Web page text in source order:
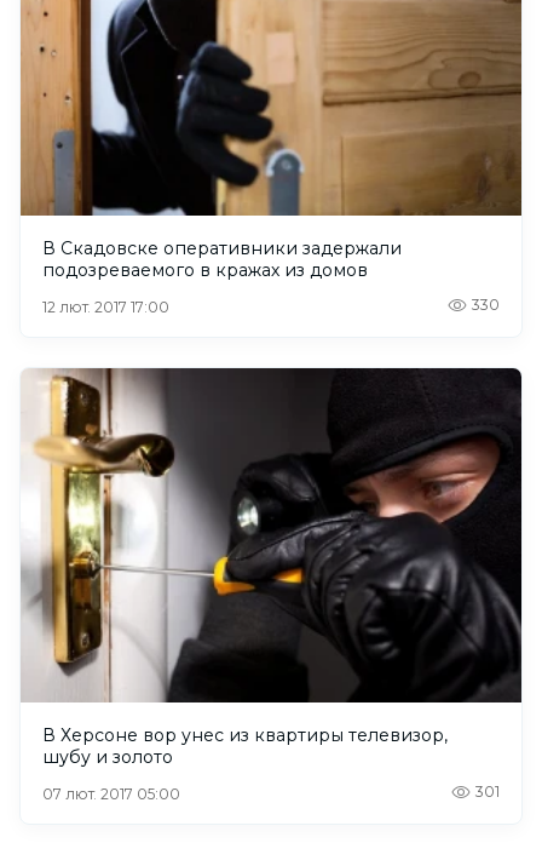
В Скадовске оперативники задержали
подозреваемого в кражах из домов
12 лют. 2017 17:00 330
В Херсоне вор унес из квартиры телевизор,
шубу и золото
07 лют. 2017 05:00 301